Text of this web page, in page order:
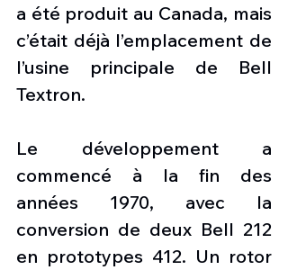
a été produit au Canada, mais
c’était déjà l’emplacement de
l’usine principale de Bell
Textron.
Le développement a
commencé à la fin des
années 1970, avec la
conversion de deux Bell 212
en prototypes 412. Un rotor